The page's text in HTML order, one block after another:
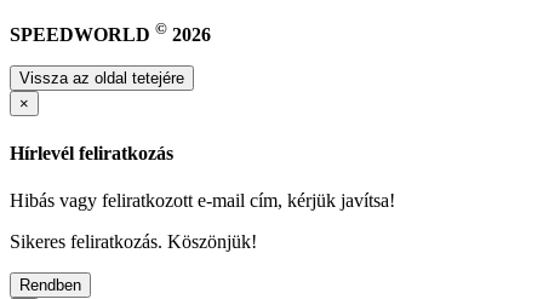
SPEEDWORLD © 2026
Vissza az oldal tetejére
×
Hírlevél feliratkozás
Hibás vagy feliratkozott e-mail cím, kérjük javítsa!
Sikeres feliratkozás. Köszönjük!
Rendben